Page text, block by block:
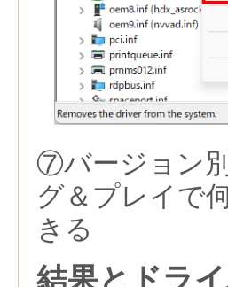
⑦バージョン
グ＆プレイで
きる
結果とドラ